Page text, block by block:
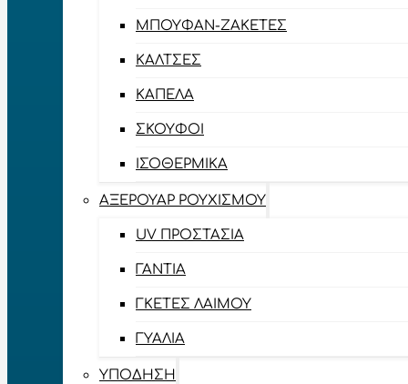
ΜΠΟΥΦΆΝ-ΖΑΚΈΤΕΣ
ΚΆΛΤΣΕΣ
ΚΑΠΈΛΑ
ΣΚΟΎΦΟΙ
ΙΣΟΘΕΡΜΙΚΆ
ΑΞΕΡΟΥΆΡ ΡΟΥΧΙΣΜΟΎ
UV ΠΡΟΣΤΑΣΊΑ
ΓΆΝΤΙΑ
ΓΚΈΤΕΣ ΛΑΊΜΟΥ
ΓΥΑΛΙΆ
ΥΠΌΔΗΣΗ